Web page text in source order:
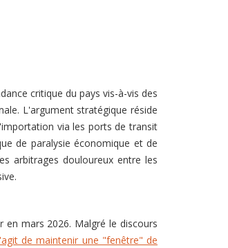
critique du pays vis-à-vis des
L'argument stratégique réside
via les ports de transit
de paralysie économique et de
arbitrages douloureux entre les
mars 2026. Malgré le discours
de maintenir une "fenêtre" de